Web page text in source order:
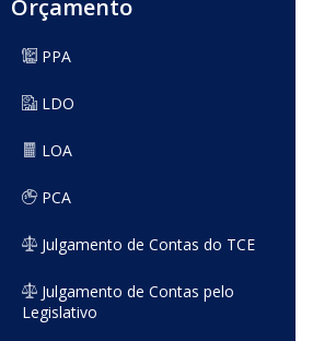
Orçamento
PPA
LDO
LOA
PCA
Julgamento de Contas do TCE
Julgamento de Contas pelo
Legislativo